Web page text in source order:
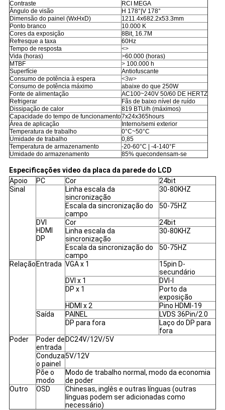
Contraste
RCI MEGA
Ângulo de visão
H 178°|V 178°
Dimensão do painel (WxHxD)
1211.4x682.2x53.3mm
Ponto branco
10.000 K
Cores da exposição
8Bit, 16.7M
Refresque a taxa
60Hz
Tempo de resposta
<>
Vida (horas)
>60.000 (horas)
MTBF
> 100.000 h
Superfície
Antiofuscante
Consumo de potência à espera
<3w>
Consumo de potência máximo
abaixe do que 250W
Fonte de alimentação
AC100~240V 50/60 DE HERTZ
Refrigerar
Fãs de baixo nível de ruído
Dissipação de calor
819 BTU/h (máximos)
Capacidade do tempo de funcionamento7x24x365hours
Área de aplicação
Interno/semi exterior
Temperatura de trabalho
0°C~50°C
Umidade de trabalho
0,85
Temperatura de armazenamento
-20-60°C | -4-140°F
Umidade do armazenamento
85% quecondensam-se
Especificações video da placa da parede do LCD
Apoio
PC Cor
24bit
Sinal
Linha escala da
sincronização
30-80KHZ
Escala da sincronização do
campo
50-75HZ
DVI
HDMI
DP
Cor
24bit
Linha escala da
sincronização
30-80KHZ
Escala da sincronização do
campo
50-75HZ
Relação Entrada VGA x 1
15pin D-
secundário
DVI x 1
DVI-I
DP x 1
Porto da
exposição
HDMI x 2
Pino HDMI-19
Saída
PAINEL
LVDS 36Pin/2.0
DP para fora
Laço do DP para
fora
Poder
Poder de
entrada
DC24V/12V/5V
Conduza
o painel
5V/12V
Põe o
modo
Modo de trabalho normal, modo da economia
de poder
Outro
OSD
Chinesas, inglês e outras línguas (outras
línguas podem ser adicionadas como
necessário)